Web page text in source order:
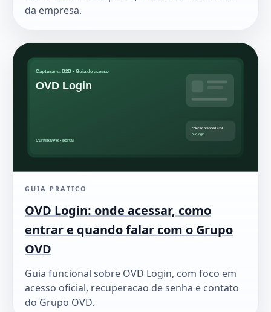
da empresa.
GUIA PRATICO
OVD Login: onde acessar, como
entrar e quando falar com o Grupo
OVD
Guia funcional sobre OVD Login, com foco em
acesso oficial, recuperacao de senha e contato
do Grupo OVD.